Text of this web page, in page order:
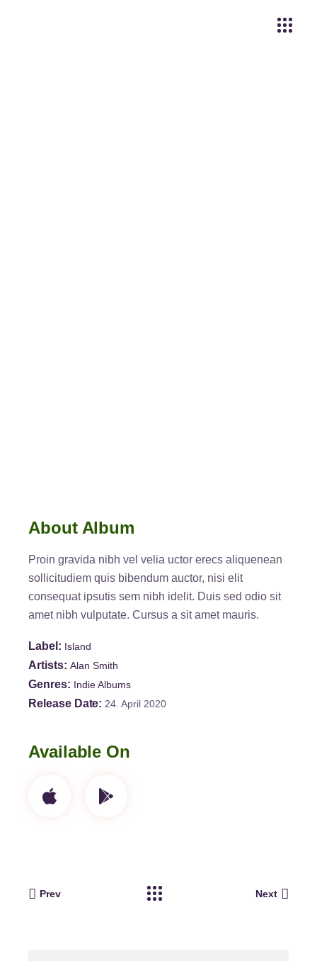
About Album
Proin gravida nibh vel velia uctor erecs aliquenean
sollicitudiem quis bibendum auctor, nisi elit
consequat ipsutis sem nibh idelit. Duis sed odio sit
amet nibh vulputate. Cursus a sit amet mauris.
Label Island
Artists Alan Smith
Genres Indie Albums
Release Date 24. April 2020
Available On
Prev Next